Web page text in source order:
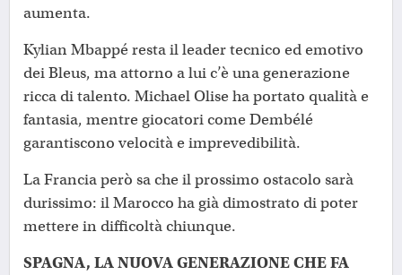
aumenta.
Kylian Mbappé resta il leader tecnico ed emotivo
dei Bleus, ma attorno a lui c’è una generazione
ricca di talento. Michael Olise ha portato qualità e
fantasia, mentre giocatori come Dembélé
garantiscono velocità e imprevedibilità.
La Francia però sa che il prossimo ostacolo sarà
durissimo: il Marocco ha già dimostrato di poter
mettere in difficoltà chiunque.
SPAGNA, LA NUOVA GENERAZIONE CHE FA